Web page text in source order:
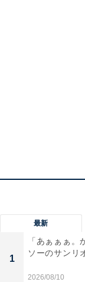
最新
1
「あぁぁぁ
ソーのサンリ
2026/08/10